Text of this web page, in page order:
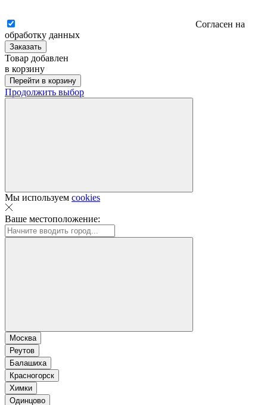
Согласен на
обработку данных
Заказать
Товар добавлен
в корзину
Перейти в корзину
Продолжить выбор
Мы используем cookies
Ваше местоположение:
Москва
Реутов
Балашиха
Красногорск
Химки
Одинцово